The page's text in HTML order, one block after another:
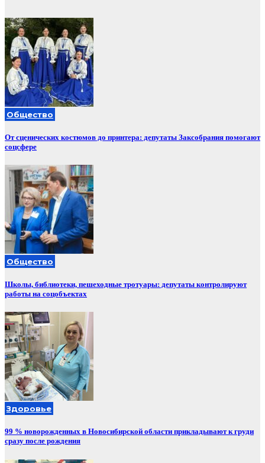
Общество
От сценических костюмов до принтера: депутаты Заксобрания помогают
соцсфере
Общество
Школы, библиотеки, пешеходные тротуары: депутаты контролируют
работы на соцобъектах
Здоровье
99 % новорожденных в Новосибирской области прикладывают к груди
сразу после рождения